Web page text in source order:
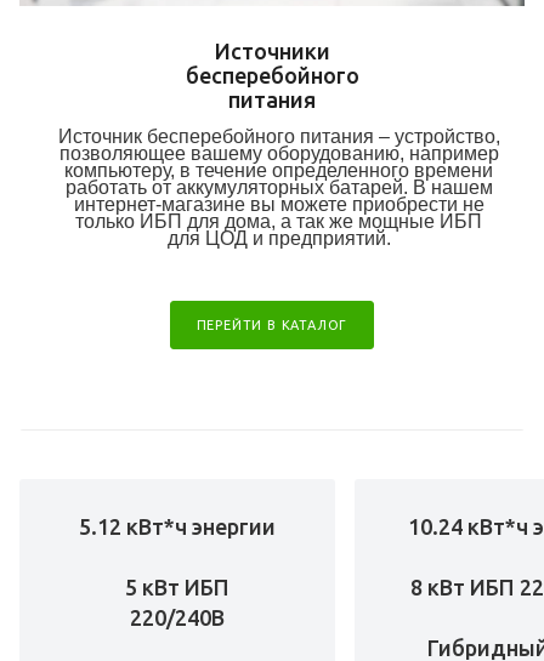
Источники
бесперебойного
питания
Источник бесперебойного питания – устройство,
позволяющее вашему оборудованию, например
компьютеру, в течение определенного времени
работать от аккумуляторных батарей. В нашем
интернет-магазине вы можете приобрести не
только ИБП для дома, а так же мощные ИБП
для ЦОД и предприятий.
ПЕРЕЙТИ В КАТАЛОГ
5.12 кВт*ч энергии
5 кВт ИБП
220/240В
10.24 кВт*ч
8 кВт ИБП